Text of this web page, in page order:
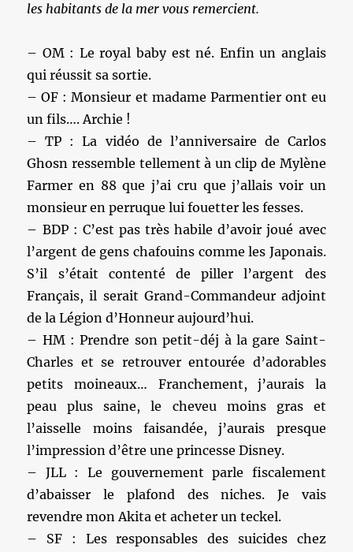
les habitants de la mer vous remercient.
– OM : Le royal baby est né. Enfin un anglais
qui réussit sa sortie.
– OF : Monsieur et madame Parmentier ont eu
un fils…. Archie !
– TP : La vidéo de l’anniversaire de Carlos
Ghosn ressemble tellement à un clip de Mylène
Farmer en 88 que j’ai cru que j’allais voir un
monsieur en perruque lui fouetter les fesses.
– BDP : C’est pas très habile d’avoir joué avec
l’argent de gens chafouins comme les Japonais.
S’il s’était contenté de piller l’argent des
Français, il serait Grand-Commandeur adjoint
de la Légion d’Honneur aujourd’hui.
– HM : Prendre son petit-déj à la gare Saint-
Charles et se retrouver entourée d’adorables
petits moineaux… Franchement, j’aurais la
peau plus saine, le cheveu moins gras et
l’aisselle moins faisandée, j’aurais presque
l’impression d’être une princesse Disney.
– JLL : Le gouvernement parle fiscalement
d’abaisser le plafond des niches. Je vais
revendre mon Akita et acheter un teckel.
– SF : Les responsables des suicides chez